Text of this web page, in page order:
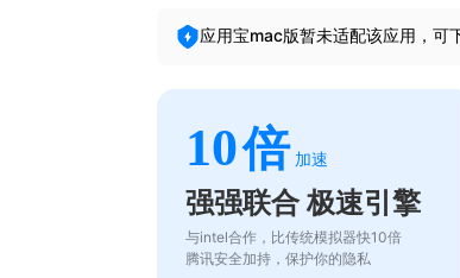
应用宝mac版暂未适配该应用，可
10倍 加速
强强联合 极速引擎
与intel合作，比传统模拟器快10倍
腾讯安全加持，保护你的隐私